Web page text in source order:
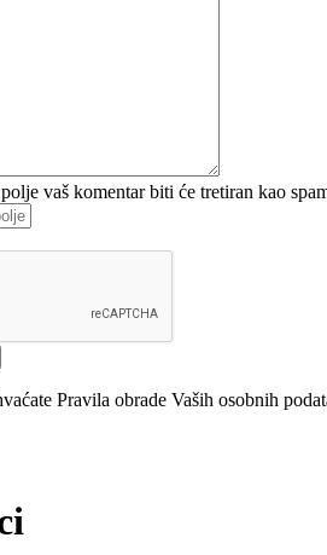
vaš komentar biti će tretiran kao
Pravila obrade Vaših osobnih